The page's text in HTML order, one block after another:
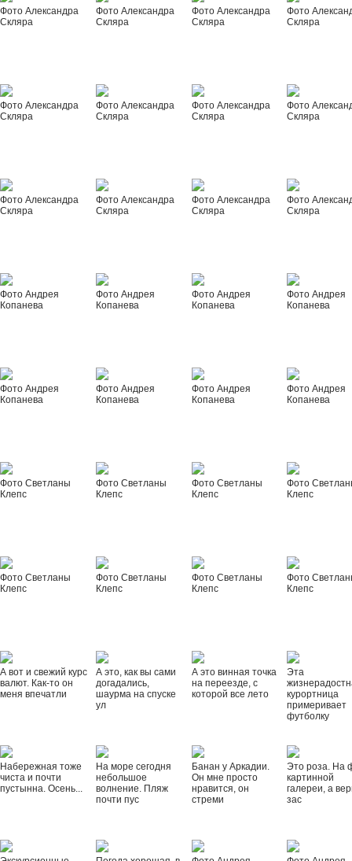
Фото Александра
Скляра
Фото Александра
Скляра
Фото Александра
Скляра
Фото
Скляра
Фото Александра
Скляра
Фото Александра
Скляра
Фото Александра
Скляра
Фото
Скляра
Фото Александра
Скляра
Фото Александра
Скляра
Фото Александра
Скляра
Фото
Скляра
Фото Андрея
Копанева
Фото Андрея
Копанева
Фото Андрея
Копанева
Фото Андрея
Копанева
Фото Андрея
Копанева
Фото Андрея
Копанева
Фото Андрея
Копанева
Фото Андрея
Копанева
Фото Светланы
Клепс
Фото Светланы
Клепс
Фото Светланы
Клепс
Фото
Клепс
Фото Светланы
Клепс
Фото Светланы
Клепс
Фото Светланы
Клепс
Фото
Клепс
А вот и свежий курс
валют. Как-то он
меня впечатли
А это, как вы сами
догадались,
шаурма на спуске
ул
А это винная точка
на переезде, с
которой все лето
Эта
курортница
примеривает
футболку
Набережная тоже
чиста и почти
пустынна. Осень...
На море сегодня
небольшое
волнение. Пляж
почти пус
Банан у Аркадии.
Он мне просто
нравится, он
стреми
Это роза. На
картинной
галереи, а
зас